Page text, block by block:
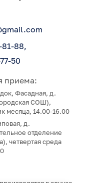
81-88
50
приема:
Фасадная, д.
СОШ),
месяца, 14.00-16.00
д.
отделение
четвертая среда